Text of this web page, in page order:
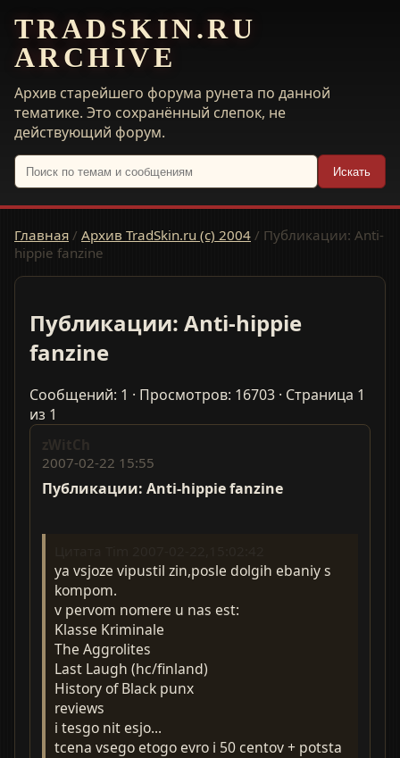
TRADSKIN.RU
ARCHIVE
Архив старейшего форума рунета по данной
тематике. Это сохранённый слепок, не
действующий форум.
Искать
Главная / Архив TradSkin.ru (с) 2004 / Публикации: Anti-
hippie fanzine
Публикации: Anti-hippie
fanzine
Сообщений: 1 · Просмотров: 16703 · Страница 1
из 1
zWitCh
2007-02-22 15:55
Публикации: Anti-hippie fanzine
ya vsjoze vipustil zin,posle dolgih ebaniy s
kompom.
v pervom nomere u nas est:
Klasse Kriminale
The Aggrolites
Last Laugh (hc/finland)
History of Black punx
reviews
i tesgo nit esjo...
tcena vsego etogo evro i 50 centov + potsta